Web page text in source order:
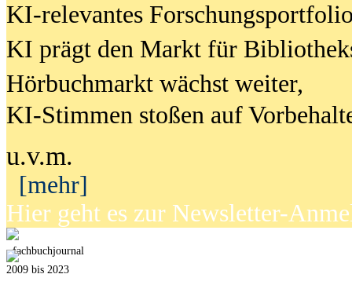
KI-relevantes
KI prägt den Markt für
Hörbuchmarkt wächst weiter,
KI-Stimmen stoßen auf
u.v.m.
[mehr]
Hier geht es zur Newsletter-
fachbuchjournal
2009 bis 2023